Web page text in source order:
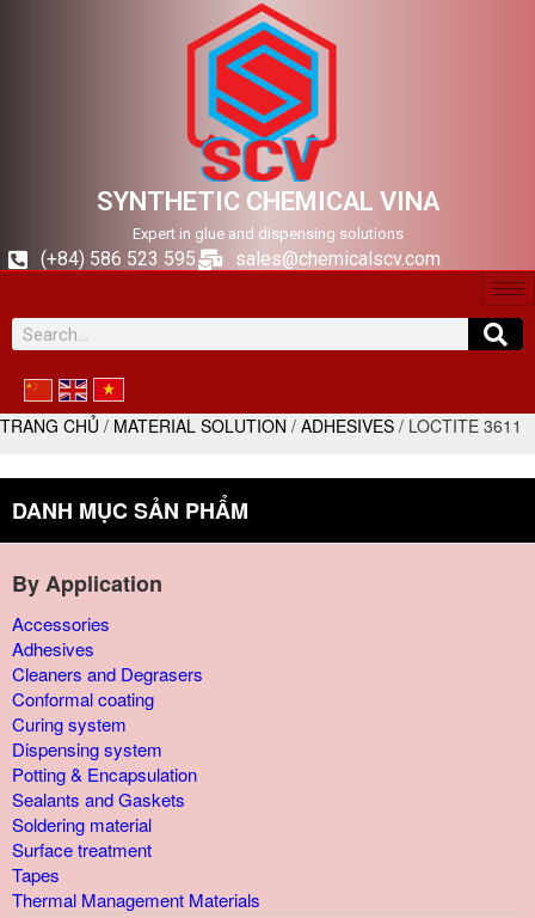
SYNTHETIC CHEMICAL VINA
Expert in glue and dispensing solutions
(+84) 586 523 595 sales@chemicalscv.com
TRANG CHỦ / MATERIAL SOLUTION / ADHESIVES / LOCTITE 3611
DANH MỤC SẢN PHẨM
By Application
Accessories
Adhesives
Cleaners and Degrasers
Conformal coating
Curing system
Dispensing system
Potting & Encapsulation
Sealants and Gaskets
Soldering material
Surface treatment
Tapes
Thermal Management Materials